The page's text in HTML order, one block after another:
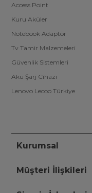
Access Point
Kuru Aküler
Notebook Adaptör
Tv Tamir Malzemeleri
Güvenlik Sistemleri
Akü Şarj Cihazı
Lenovo Lecoo Türkiye
Kurumsal
Müşteri İlişkileri